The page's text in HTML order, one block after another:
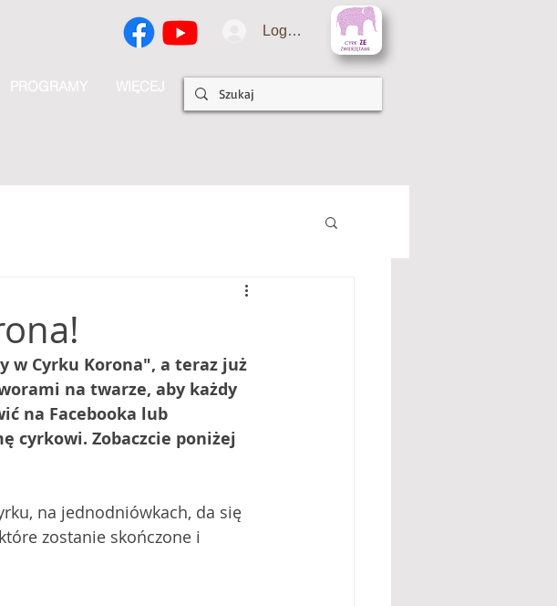
Logowanie
PROGRAMY WIĘCEJ
w Cyrku Korona", a teraz już
na twarze, aby każdy
na Facebooka lub
cyrkowi. Zobaczcie poniżej
na jednodniówkach, da się
zostanie skończone i